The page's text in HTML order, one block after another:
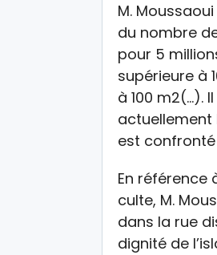
M.
du nombre
pour 5
supérieure à
à 100 m2(…).
actuellement
est confronté
En référence
culte, M.
dans la rue
dignité de